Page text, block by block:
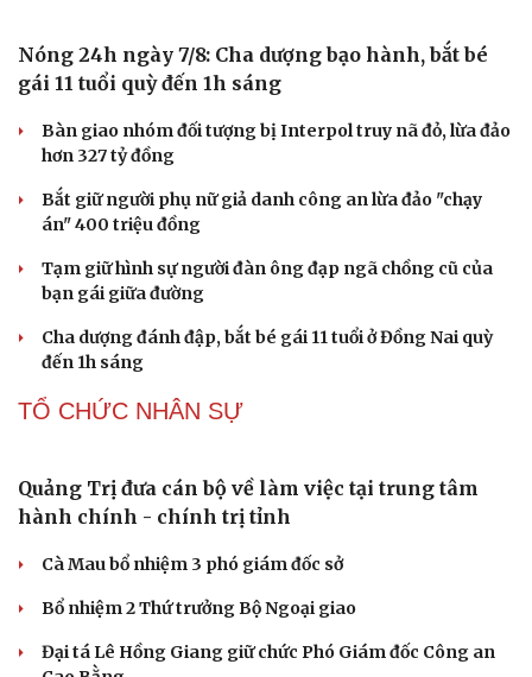
CÔNG NGHỆ
Apple và Samsung áp đảo các đối thủ trong phân
khúc smartphone cao cấp
Thành lập Khu Công nghệ cao tỉnh Hưng Yên quy mô
hơn 496ha
Phê duyệt Chương trình KHCN và đổi mới sáng tạo quốc
gia về công nghệ chiến lược
Bắc Kinh triển khai “nhân viên” robot tại các công viên
Nguy cơ mất tài khoản Microsoft chỉ vì kết nối mạng Wi-
PHÁP LUẬT
Nóng 24h ngày 7/8: Cha dượng bạo hành, bắt bé
gái 11 tuổi quỳ đến 1h sáng
Bàn giao nhóm đối tượng bị Interpol truy nã đỏ, lừa đảo
hơn 327 tỷ đồng